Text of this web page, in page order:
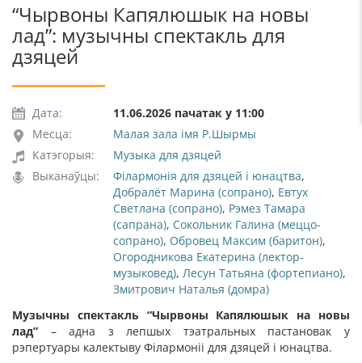
“Чырвоны Капялюшык на новы
лад”: музычны спектакль для
дзяцей
Дата:
11.06.2026 пачатак у 11:00
Месца:
Малая зала імя Р.Шырмы
Катэгорыя:
Музыка для дзяцей
Выканаўцы:
Філармонія для дзяцей і юнацтва,
Добралёт Марина (сопрано), Евтух
Светлана (сопрано), Рэмез Тамара
(сапрана), Сокольник Галина (меццо-
сопрано), Обровец Максим (баритон),
Огородникова Екатерина (лектор-
музыковед), Лесун Татьяна (фортепиано),
Змитрович Наталья (домра)
Музычны спектакль “Чырвоны Капялюшык на новы
лад” – адна з лепшых тэатральных пастановак у
рэпертуары калектыву Філармоніі для дзяцей і юнацтва.